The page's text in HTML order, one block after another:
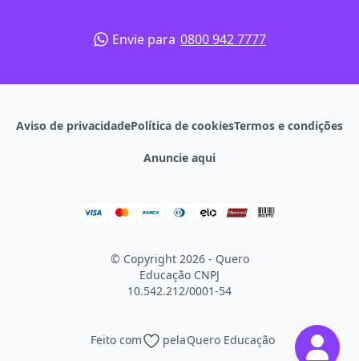
Continuar
Envie para 0800 942 7777
Aviso de privacidadePolítica de cookiesTermos e condições
Anuncie aqui
© Copyright 2026 - Quero
Educação CNPJ
10.542.212/0001-54
Feito com pelaQuero Educação